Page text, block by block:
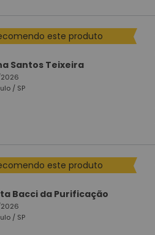
este produto
Santos Teixeira
/ SP
este produto
Bacci da Purificação
/ SP